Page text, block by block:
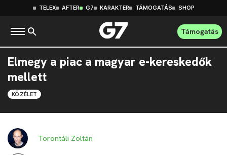
TELEX AFTER G7 KARAKTER TÁMOGATÁS SHOP
Támogatás
Elmegy a piac a magyar e-kereskedők
mellett
KÖZÉLET
Torontáli Zoltán